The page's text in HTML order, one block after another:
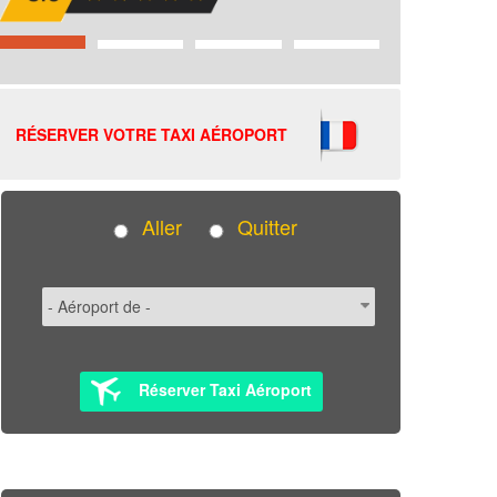
RÉSERVER VOTRE TAXI AÉROPORT
Aller Quitter
Réserver Taxi Aéroport